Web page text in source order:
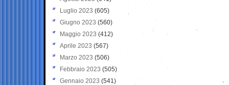
Luglio 2023 (605)
Giugno 2023 (560)
Maggio 2023 (412)
Aprile 2023 (567)
Marzo 2023 (506)
Febbraio 2023 (505)
Gennaio 2023 (541)